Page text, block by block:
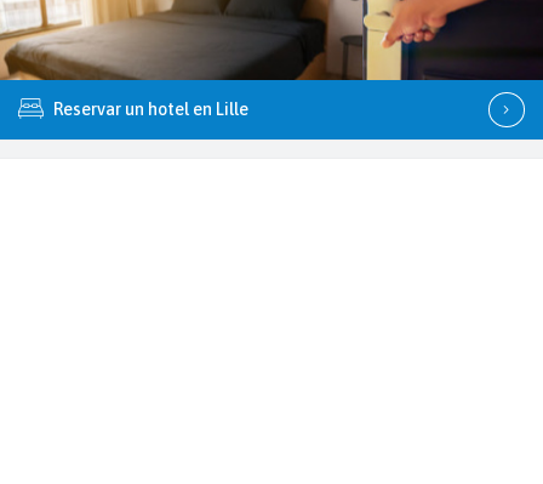
Reservar un hotel en Lille